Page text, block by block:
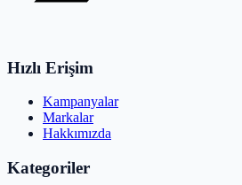
Hızlı Erişim
Kampanyalar
Markalar
Hakkımızda
Kategoriler